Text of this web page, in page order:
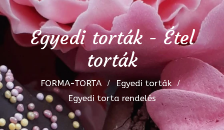
Egyedi torták - Étel
torták
FORMA-TORTA
Egyedi torták
Egyedi torta rendelés